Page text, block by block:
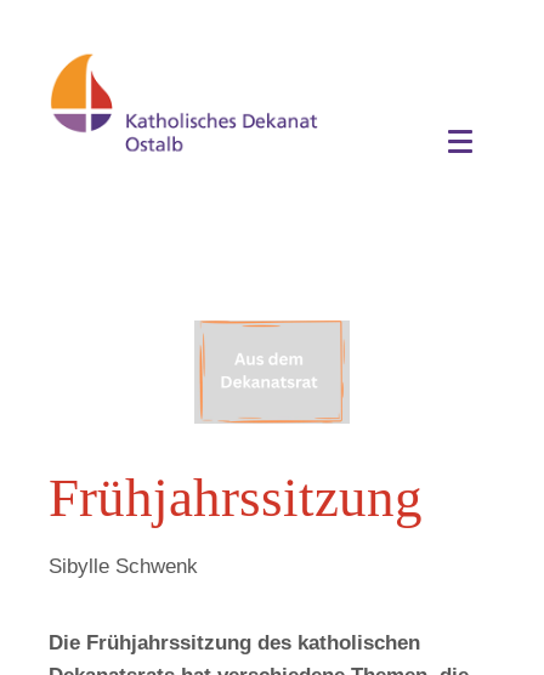
Frühjahrssitzung
Sibylle Schwenk
Die Frühjahrssitzung des katholischen